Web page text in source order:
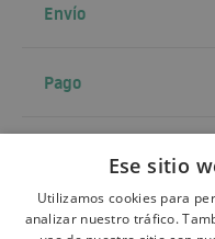
Envío
Pago
Términos y condiciones
Ese sitio
Utilizamos cookies para
analizar nuestro tráfico.